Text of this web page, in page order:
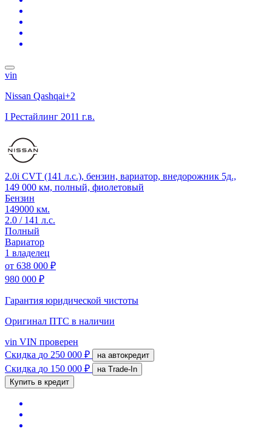
vin
Nissan Qashqai+2
I Рестайлинг 2011 г.в.
2.0i CVT (141 л.с.), бензин, вариатор, внедорожник 5д.,
149 000 км, полный, фиолетовый
Бензин
149000 км.
2.0 / 141 л.с.
Полный
Вариатор
1 владелец
от 638 000 ₽
980 000 ₽
Гарантия юридической чистоты
Оригинал ПТС в наличии
vin VIN проверен
Скидка до 250 000 ₽ на автокредит
Скидка до 150 000 ₽
на Trade-In
Купить в кредит